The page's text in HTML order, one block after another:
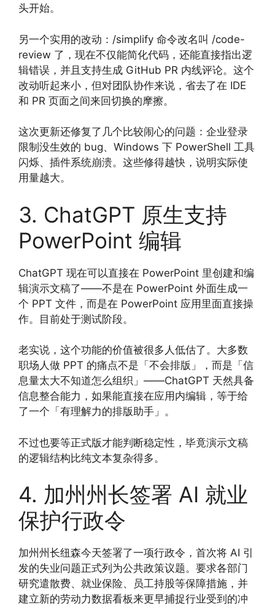
头开始。
另一个实用的改动：/simplify 命令改名叫 /code-
review 了，现在不仅能简化代码，还能直接指出逻
辑错误，并且支持生成 GitHub PR 内线评论。这个
改动听起来小，但对团队协作来说，省去了在 IDE
和 PR 页面之间来回切换的摩擦。
这次更新还修复了几个比较闹心的问题：企业登录
限制没生效的 bug、Windows 下 PowerShell 工具
闪烁、插件系统崩溃。这些修得越快，说明实际使
用量越大。
3. ChatGPT 原生支持
PowerPoint 编辑
ChatGPT 现在可以直接在 PowerPoint 里创建和编
辑演示文稿了——不是在 PowerPoint 外面生成一
个 PPT 文件，而是在 PowerPoint 应用里面直接操
作。目前处于测试阶段。
老实说，这个功能的价值被很多人低估了。大多数
职场人做 PPT 的痛点不是「不会排版」，而是「信
息量太大不知道怎么组织」——ChatGPT 天然具备
信息整合能力，如果能直接在应用内编辑，等于给
了一个「有理解力的排版助手」。
不过也要等正式版才能判断稳定性，毕竟演示文稿
的逻辑结构比纯文本复杂得多。
4. 加州州长签署 AI 就业
保护行政令
加州州长纽森今天签署了一项行政令，首次将 AI 引
发的失业问题正式列为公共政策议题。要求各部门
研究遣散费、就业保险、员工持股等保障措施，并
建立新的劳动力数据看板来更早捕捉行业受到的冲